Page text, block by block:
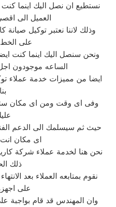
نستطيع ان نصل اليك اينما
العميل الى
وذلك لاننا نعتبر توكيل صيانة
على
ونحن سنصل اليك اينما كنت
الساعه موجودون
ايضا من مميزات خدمة عملاء
بنا
وفى اى وقت ومن اى مكان
حيث ثم سيسلمك الى الدعم
اى مكان
نحن هنا لخدمة عملاء شركة
ذلك
نقوم بمتابعه العملاء بعد
على
وان المهندس قد قام بواجبة